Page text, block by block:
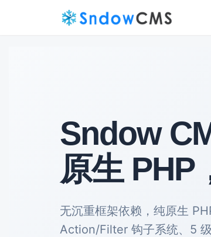
Sndow
原生 PHP
无沉重框架依赖，纯原生
Action/Filter 钩子系统、5